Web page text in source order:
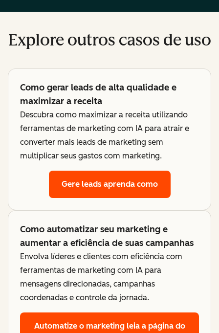
Explore outros casos de uso
Como gerar leads de alta qualidade e
maximizar a receita
Descubra como maximizar a receita utilizando
ferramentas de marketing com IA para atrair e
converter mais leads de marketing sem
multiplicar seus gastos com marketing.
Gere leads aprenda como
Como automatizar seu marketing e
aumentar a eficiência de suas campanhas
Envolva líderes e clientes com eficiência com
ferramentas de marketing com IA para
mensagens direcionadas, campanhas
coordenadas e controle da jornada.
Automatize o marketing leia a página do